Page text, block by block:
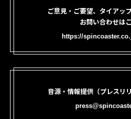
ご意見・ご要望、タイアッ
お問い合わせは
https://
音源・情報提供（プレスリ